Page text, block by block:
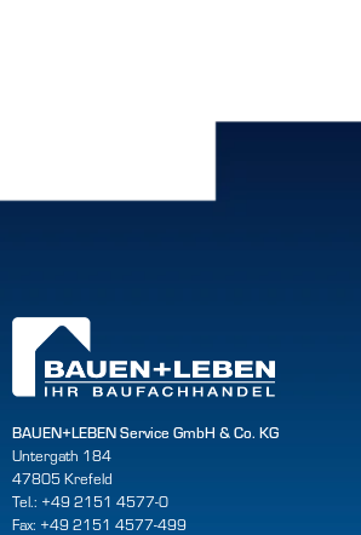
BAUEN+LEBEN Service GmbH & Co. KG
Untergath 184
47805 Krefeld
Tel.: +49 2151 4577-0
Fax: +49 2151 4577-499